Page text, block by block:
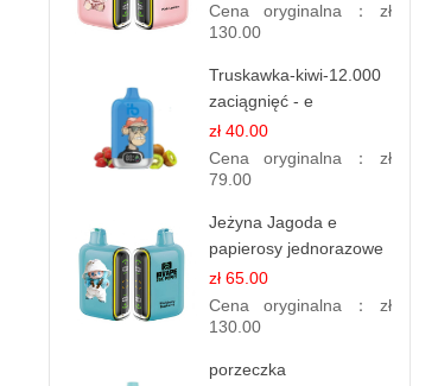
Cena oryginalna： zł
130.00
Truskawka-kiwi-12.000
zaciągnięć - e
papierosy jednorazowe
zł 40.00
Cena oryginalna： zł
79.00
Jeżyna Jagoda e
papierosy jednorazowe
- 25 000 Puffs
zł 65.00
Cena oryginalna： zł
130.00
porzeczka